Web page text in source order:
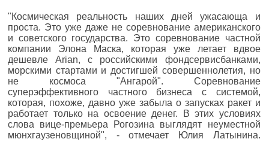
"Космическая реальность наших дней ужасающа и
проста. Это уже даже не соревнование американского
и советского государства. Это соревнование частной
компании Элона Маска, которая уже летает вдвое
дешевле Arian, с российскими фондсервисбанками,
морскими стартами и достигшей совершеннолетия, но
не космоса "Ангарой". Соревнование
суперэффективного частного бизнеса с системой,
которая, похоже, давно уже забыла о запусках ракет и
работает только на освоение денег. В этих условиях
слова вице-премьера Рогозина выглядят неуместной
мюнхгаузеновщиной", - отмечает Юлия Латынина.